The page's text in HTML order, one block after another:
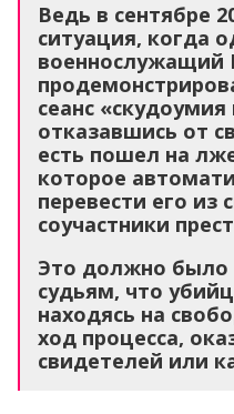
Ведь в сентябре
ситуация, когда
военнослужащий
сеанс «скудоумия
отказавшись от
есть пошел на
которое
перевести его из
соучастники
Это должно было
судьям, что
находясь на
ход процесса,
свидетелей или